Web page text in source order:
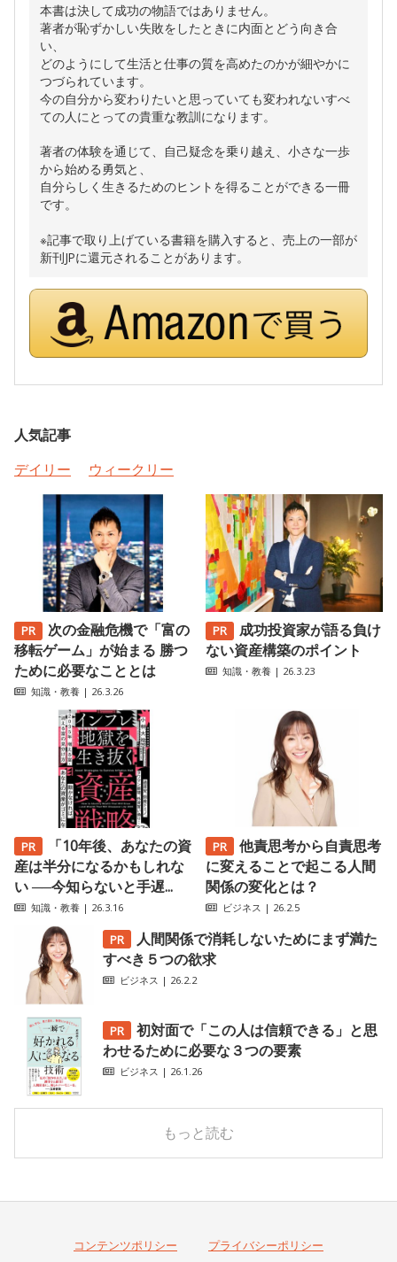
本書は決して成功の物語ではありません。
著者が恥ずかしい失敗をしたときに内面とどう向き合
い、
どのようにして生活と仕事の質を高めたのかが細やかに
つづられています。
今の自分から変わりたいと思っていても変われないすべ
ての人にとっての貴重な教訓になります。
著者の体験を通じて、自己疑念を乗り越え、小さな一歩
から始める勇気と、
自分らしく生きるためのヒントを得ることができる一冊
です。
※記事で取り上げている書籍を購入すると、売上の一部が
新刊JPに還元されることがあります。
人気記事
デイリー
ウィークリー
次の金融危機で「富の
移転ゲーム」が始まる 勝つ
ために必要なこととは
知識・教養 | 26.3.26
成功投資家が語る負け
ない資産構築のポイント
知識・教養 | 26.3.23
「10年後、あなたの資
産は半分になるかもしれな
い ──今知らないと手遅...
知識・教養 | 26.3.16
他責思考から自責思考
に変えることで起こる人間
関係の変化とは？
ビジネス | 26.2.5
人間関係で消耗しないためにまず満た
すべき５つの欲求
ビジネス | 26.2.2
初対面で「この人は信頼できる」と思
わせるために必要な３つの要素
ビジネス | 26.1.26
もっと読む
コンテンツポリシー
プライバシーポリシー